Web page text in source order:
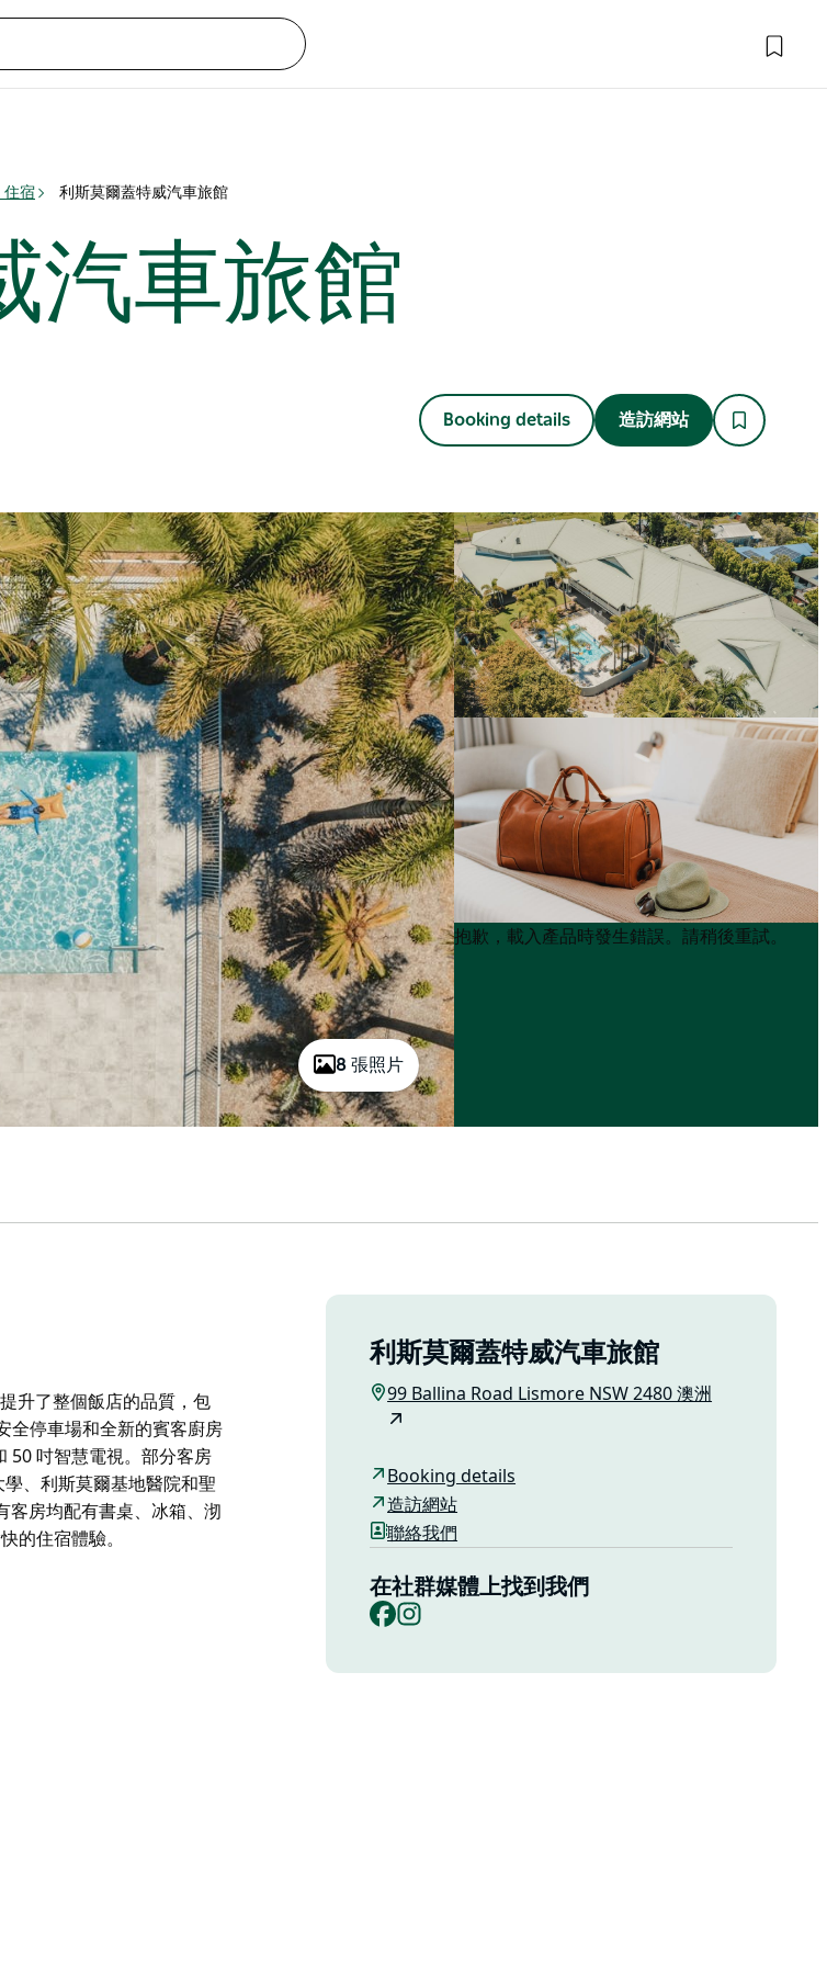
住宿 利斯莫爾蓋特威汽車旅館
汽車旅館
Booking details 造訪網站
8 張照片
Product
List
Product
List
抱歉，載入產品時發生錯誤。請稍後重試。
升了整個飯店的品質，包
全停車場和全新的賓客廚房
50 吋智慧電視。部分客房
、利斯莫爾基地醫院和聖
客房均配有書桌、冰箱、沏
的住宿體驗。
停車場和全新的賓客廚房
爾蓋特威汽車旅館擁有舒
利斯莫爾蓋特威汽車旅館
99 Ballina Road Lismore NSW 2480 澳洲
Booking details
造訪網站
聯絡我們
在社群媒體上找到我們
Facebook